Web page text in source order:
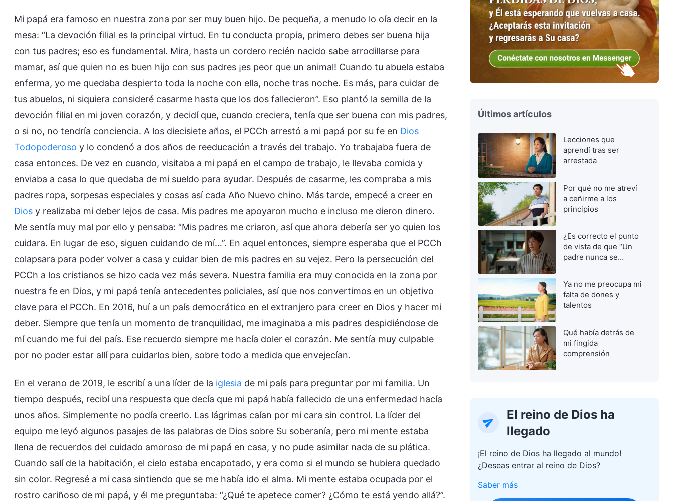
Mi papá era famoso en nuestra zona por ser muy buen hijo. De pequeña, a menudo lo oía decir en la
mesa: “La devoción filial es la principal virtud. En tu conducta propia, primero debes ser buena hija
con tus padres; eso es fundamental. Mira, hasta un cordero recién nacido sabe arrodillarse para
mamar, así que quien no es buen hijo con sus padres ¡es peor que un animal! Cuando tu abuela estaba
enferma, yo me quedaba despierto toda la noche con ella, noche tras noche. Es más, para cuidar de
tus abuelos, ni siquiera consideré casarme hasta que los dos fallecieron”. Eso plantó la semilla de la
devoción filial en mi joven corazón, y decidí que, cuando creciera, tenía que ser buena con mis padres,
o si no, no tendría conciencia. A los diecisiete años, el PCCh arrestó a mi papá por su fe en Dios
Todopoderoso y lo condenó a dos años de reeducación a través del trabajo. Yo trabajaba fuera de
casa entonces. De vez en cuando, visitaba a mi papá en el campo de trabajo, le llevaba comida y
enviaba a casa lo que quedaba de mi sueldo para ayudar. Después de casarme, les compraba a mis
padres ropa, sorpesas especiales y cosas así cada Año Nuevo chino. Más tarde, empecé a creer en
Dios y realizaba mi deber lejos de casa. Mis padres me apoyaron mucho e incluso me dieron dinero.
Me sentía muy mal por ello y pensaba: “Mis padres me criaron, así que ahora debería ser yo quien los
cuidara. En lugar de eso, siguen cuidando de mí…”. En aquel entonces, siempre esperaba que el PCCh
colapsara para poder volver a casa y cuidar bien de mis padres en su vejez. Pero la persecución del
PCCh a los cristianos se hizo cada vez más severa. Nuestra familia era muy conocida en la zona por
nuestra fe en Dios, y mi papá tenía antecedentes policiales, así que nos convertimos en un objetivo
clave para el PCCh. En 2016, huí a un país democrático en el extranjero para creer en Dios y hacer mi
deber. Siempre que tenía un momento de tranquilidad, me imaginaba a mis padres despidiéndose de
mí cuando me fui del país. Ese recuerdo siempre me hacía doler el corazón. Me sentía muy culpable
por no poder estar allí para cuidarlos bien, sobre todo a medida que envejecían.
En el verano de 2019, le escribí a una líder de la iglesia de mi país para preguntar por mi familia. Un
tiempo después, recibí una respuesta que decía que mi papá había fallecido de una enfermedad hacía
unos años. Simplemente no podía creerlo. Las lágrimas caían por mi cara sin control. La líder del
equipo me leyó algunos pasajes de las palabras de Dios sobre Su soberanía, pero mi mente estaba
llena de recuerdos del cuidado amoroso de mi papá en casa, y no pude asimilar nada de su plática.
Cuando salí de la habitación, el cielo estaba encapotado, y era como si el mundo se hubiera quedado
sin color. Regresé a mi casa sintiendo que se me había ido el alma. Mi mente estaba ocupada por el
rostro cariñoso de mi papá, y él me preguntaba: “¿Qué te apetece comer? ¿Cómo te está yendo allá?”.
Últimos artículos
Lecciones que
aprendí tras ser
arrestada
Por qué no me atreví
a ceñirme a los
principios
¿Es correcto el punto
de vista de que “Un
padre nunca se
Ya no me preocupa mi
falta de dones y
talentos
Qué había detrás de
mi fingida
comprensión
El reino de Dios ha
llegado
¡El reino de Dios ha llegado al mundo!
¿Deseas entrar al reino de Dios?
Saber más